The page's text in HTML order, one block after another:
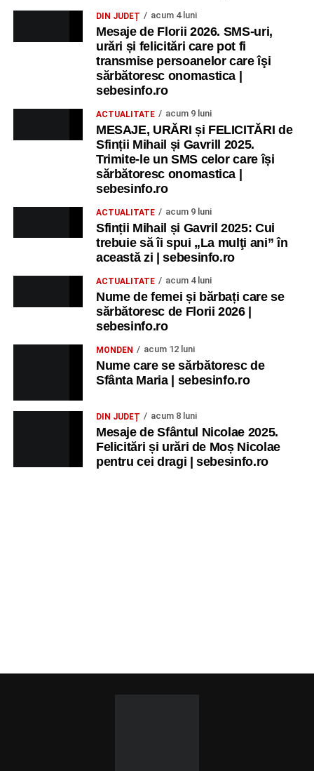
DIN JUDEȚ acum 4 luni
Mesaje de Florii 2026. SMS-uri,
urări și felicitări care pot fi
transmise persoanelor care îşi
sărbătoresc onomastica |
sebesinfo.ro
ACTUALITATE acum 9 luni
MESAJE, URĂRI și FELICITĂRI de
Sfinții Mihail și Gavrill 2025.
Trimite-le un SMS celor care își
sărbătoresc onomastica |
sebesinfo.ro
ACTUALITATE acum 9 luni
Sfinții Mihail și Gavril 2025: Cui
trebuie să îi spui „La mulţi ani” în
această zi | sebesinfo.ro
ACTUALITATE acum 4 luni
Nume de femei și bărbați care se
sărbătoresc de Florii 2026 |
sebesinfo.ro
MONDEN acum 12 luni
Nume care se sărbătoresc de
Sfânta Maria | sebesinfo.ro
DIN JUDEȚ acum 8 luni
Mesaje de Sfântul Nicolae 2025.
Felicitări și urări de Moș Nicolae
pentru cei dragi | sebesinfo.ro